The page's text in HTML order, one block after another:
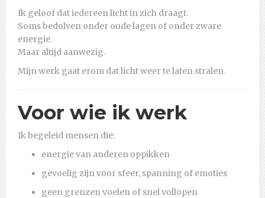
Ik geloof dat iedereen licht in zich draagt.
Soms bedolven onder oude lagen of onder zware
energie.
Maar altijd aanwezig.
Mijn werk gaat erom dat licht weer te laten stralen.
Voor wie ik werk
Ik begeleid mensen die:
energie van anderen oppikken
gevoelig zijn voor sfeer, spanning of emoties
geen grenzen voelen of snel vollopen